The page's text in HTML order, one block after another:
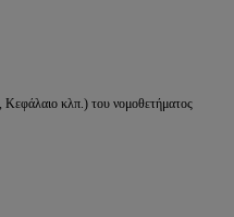
Κεφάλαιο κλπ.) του νομοθετήματος